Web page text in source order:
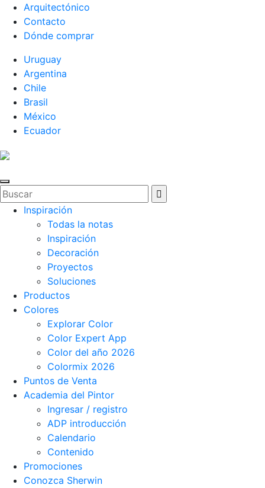
Arquitectónico
Contacto
Dónde comprar
Uruguay
Argentina
Chile
Brasil
México
Ecuador
Inspiración
Todas la notas
Inspiración
Decoración
Proyectos
Soluciones
Productos
Colores
Explorar Color
Color Expert App
Color del año 2026
Colormix 2026
Puntos de Venta
Academia del Pintor
Ingresar / registro
ADP introducción
Calendario
Contenido
Promociones
Conozca Sherwin